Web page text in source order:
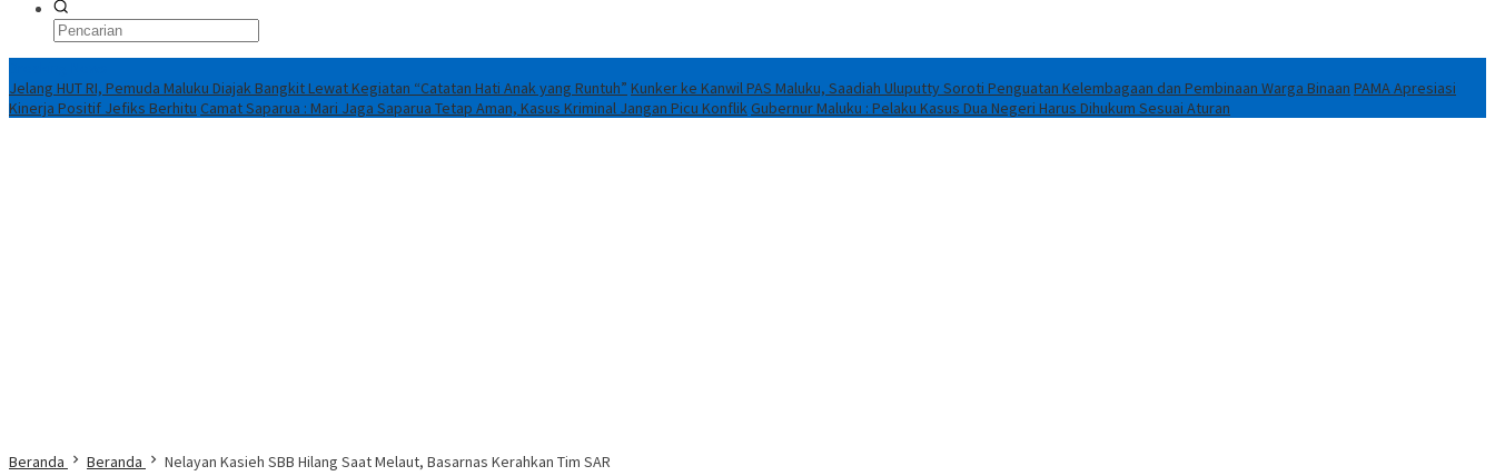
Jelang HUT RI, Pemuda Maluku Diajak Bangkit Lewat Kegiatan “Catatan Hati Anak yang Runtuh” Kunker ke Kanwil PAS Maluku, Saadiah Uluputty Soroti Penguatan Kelembagaan dan Pembinaan Warga Binaan PAMA Apresiasi
Kinerja Positif Jefiks Berhitu Camat Saparua : Mari Jaga Saparua Tetap Aman, Kasus Kriminal Jangan Picu KonflikGubernur Maluku : Pelaku Kasus Dua Negeri Harus Dihukum Sesuai Aturan
Beranda Beranda Nelayan Kasieh SBB Hilang Saat Melaut, Basarnas Kerahkan Tim SAR